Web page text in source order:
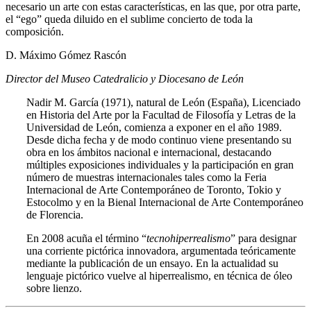
necesario un arte con estas características, en las que, por otra parte,
el “ego” queda diluido en el sublime concierto de toda la
composición.
D. Máximo Gómez Rascón
Director del Museo Catedralicio y Diocesano de León
Nadir M. García (1971), natural de León (España), Licenciado
en Historia del Arte por la Facultad de Filosofía y Letras de la
Universidad de León, comienza a exponer en el año 1989.
Desde dicha fecha y de modo continuo viene presentando su
obra en los ámbitos nacional e internacional, destacando
múltiples exposiciones individuales y la participación en gran
número de muestras internacionales tales como la Feria
Internacional de Arte Contemporáneo de Toronto, Tokio y
Estocolmo y en la Bienal Internacional de Arte Contemporáneo
de Florencia.
En 2008 acuña el término “tecnohiperrealismo” para designar
una corriente pictórica innovadora, argumentada teóricamente
mediante la publicación de un ensayo. En la actualidad su
lenguaje pictórico vuelve al hiperrealismo, en técnica de óleo
sobre lienzo.